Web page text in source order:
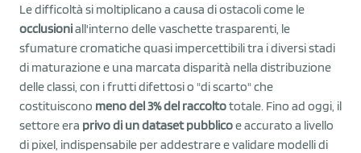
Le difficoltà si moltiplicano a causa di ostacoli come le
occlusioniall'interno delle vaschette trasparenti, le
sfumature cromatiche quasi impercettibili tra i diversi stadi
di maturazione e una marcata disparità nella distribuzione
delle classi, con i frutti difettosi o "di scarto" che
costituiscono meno del 3% del raccoltototale. Fino ad oggi, il
settore era privo di un dataset pubblicoe accurato a livello
di pixel, indispensabile per addestrare e validare modelli di